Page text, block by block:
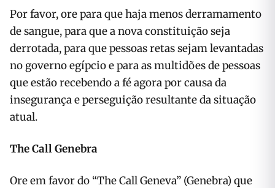
Por favor, ore para que haja menos derramamento
de sangue, para que a nova constituição seja
derrotada, para que pessoas retas sejam levantadas
no governo egípcio e para as multidões de pessoas
que estão recebendo a fé agora por causa da
insegurança e perseguição resultante da situação
atual.
The Call Genebra
Ore em favor do “The Call Geneva” (Genebra) que